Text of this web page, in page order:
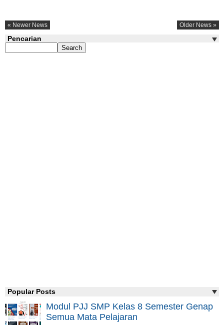
« Newer News Older News »
Pencarian
Popular Posts
Modul PJJ SMP Kelas 8 Semester Genap
Semua Mata Pelajaran